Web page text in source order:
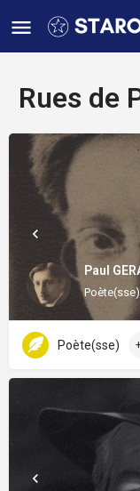
Rues de
Paul
Poète(sse)